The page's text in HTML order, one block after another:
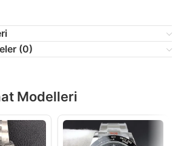
(0)
Modelleri